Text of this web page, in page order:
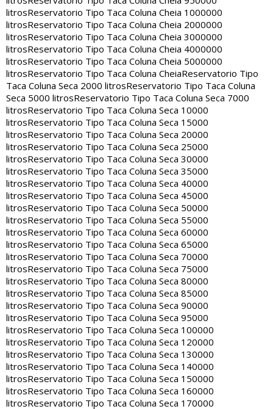
litrosReservatorio Tipo Taca Coluna Cheia 1000000
litrosReservatorio Tipo Taca Coluna Cheia 2000000
litrosReservatorio Tipo Taca Coluna Cheia 3000000
litrosReservatorio Tipo Taca Coluna Cheia 4000000
litrosReservatorio Tipo Taca Coluna Cheia 5000000
litrosReservatorio Tipo Taca Coluna CheiaReservatorio Tipo
Taca Coluna Seca 2000 litrosReservatorio Tipo Taca Coluna
Seca 5000 litrosReservatorio Tipo Taca Coluna Seca 7000
litrosReservatorio Tipo Taca Coluna Seca 10000
litrosReservatorio Tipo Taca Coluna Seca 15000
litrosReservatorio Tipo Taca Coluna Seca 20000
litrosReservatorio Tipo Taca Coluna Seca 25000
litrosReservatorio Tipo Taca Coluna Seca 30000
litrosReservatorio Tipo Taca Coluna Seca 35000
litrosReservatorio Tipo Taca Coluna Seca 40000
litrosReservatorio Tipo Taca Coluna Seca 45000
litrosReservatorio Tipo Taca Coluna Seca 50000
litrosReservatorio Tipo Taca Coluna Seca 55000
litrosReservatorio Tipo Taca Coluna Seca 60000
litrosReservatorio Tipo Taca Coluna Seca 65000
litrosReservatorio Tipo Taca Coluna Seca 70000
litrosReservatorio Tipo Taca Coluna Seca 75000
litrosReservatorio Tipo Taca Coluna Seca 80000
litrosReservatorio Tipo Taca Coluna Seca 85000
litrosReservatorio Tipo Taca Coluna Seca 90000
litrosReservatorio Tipo Taca Coluna Seca 95000
litrosReservatorio Tipo Taca Coluna Seca 100000
litrosReservatorio Tipo Taca Coluna Seca 120000
litrosReservatorio Tipo Taca Coluna Seca 130000
litrosReservatorio Tipo Taca Coluna Seca 140000
litrosReservatorio Tipo Taca Coluna Seca 150000
litrosReservatorio Tipo Taca Coluna Seca 160000
litrosReservatorio Tipo Taca Coluna Seca 170000